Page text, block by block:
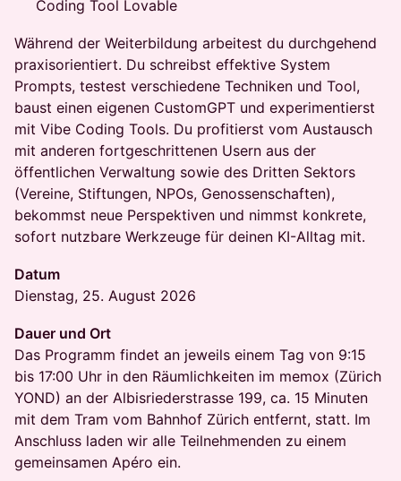
Coding Tool Lovable
Während der Weiterbildung arbeitest du durchgehend
praxisorientiert. Du schreibst effektive System
Prompts, testest verschiedene Techniken und Tool,
baust einen eigenen CustomGPT und experimentierst
mit Vibe Coding Tools. Du profitierst vom Austausch
mit anderen fortgeschrittenen Usern aus der
öffentlichen Verwaltung sowie des Dritten Sektors
(Vereine, Stiftungen, NPOs, Genossenschaften),
bekommst neue Perspektiven und nimmst konkrete,
sofort nutzbare Werkzeuge für deinen KI-Alltag mit.
Datum
Dienstag, 25. August 2026
Dauer und Ort
Das Programm findet an jeweils einem Tag von 9:15
bis 17:00 Uhr in den Räumlichkeiten im memox (Zürich
YOND) an der Albisriederstrasse 199, ca. 15 Minuten
mit dem Tram vom Bahnhof Zürich entfernt, statt. Im
Anschluss laden wir alle Teilnehmenden zu einem
gemeinsamen Apéro ein.